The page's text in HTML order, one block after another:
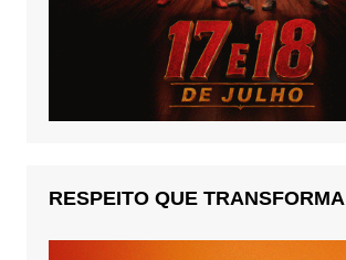
RESPEITO QUE TRANSFORMA